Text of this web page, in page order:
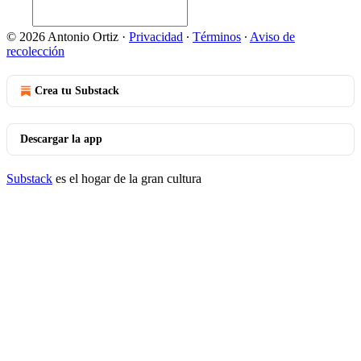
© 2026 Antonio Ortiz · Privacidad ∙ Términos ∙ Aviso de
recolección
Crea tu Substack
Descargar la app
Substack es el hogar de la gran cultura